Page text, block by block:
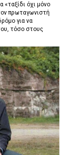
«ταξίδι όχι μόνο
πρωταγωνιστή
για να
τόσο στους